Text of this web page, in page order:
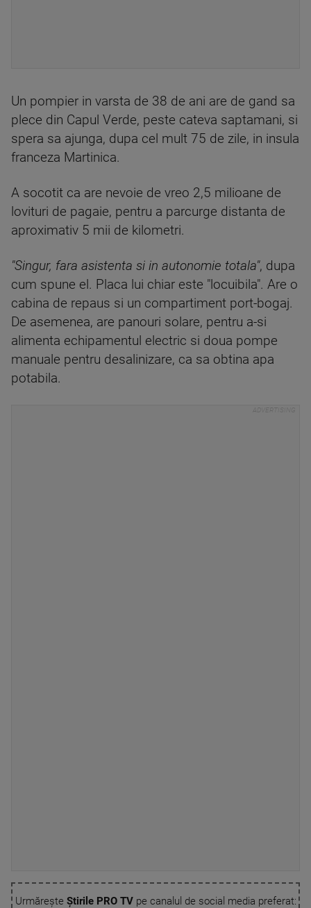
Un pompier in varsta de 38 de ani are de gand sa
plece din Capul Verde, peste cateva saptamani, si
spera sa ajunga, dupa cel mult 75 de zile, in insula
franceza Martinica.
A socotit ca are nevoie de vreo 2,5 milioane de
lovituri de pagaie, pentru a parcurge distanta de
aproximativ 5 mii de kilometri.
"Singur, fara asistenta si in autonomie totala", dupa
cum spune el. Placa lui chiar este "locuibila". Are o
cabina de repaus si un compartiment port-bogaj.
De asemenea, are panouri solare, pentru a-si
alimenta echipamentul electric si doua pompe
manuale pentru desalinizare, ca sa obtina apa
potabila.
Urmărește Știrile PRO TVpe canalul de social media preferat: